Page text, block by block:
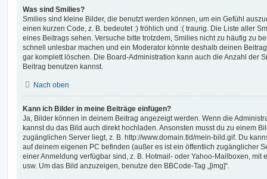
Was sind Smilies?
Smilies sind kleine Bilder, die benutzt werden können, um ein Gefühl
einen kurzen Code, z. B. bedeutet :) fröhlich und :( traurig. Die Liste aller
eines Beitrags sehen. Versuche bitte trotzdem, Smilies nicht zu häufig zu
schnell unlesbar machen und ein Moderator könnte deshalb deinen
gar komplett löschen. Die Board-Administration kann auch die Anzahl der
Beitrag benutzen kannst.
Nach oben
Kann ich Bilder in meine Beiträge einfügen?
Ja, Bilder können in deinem Beitrag angezeigt werden. Wenn die
kannst du das Bild auch direkt hochladen. Ansonsten musst du zu einem
zugänglichen Server liegt, z. B. http://www.domain.tld/mein-bild.gif. Du
auf deinem eigenen PC befinden (außer es ist ein öffentlich zugänglicher
einer Anmeldung verfügbar sind, z. B. Hotmail- oder Yahoo-Mailboxen, mit
usw. Um das Bild anzuzeigen, benutze den BBCode-Tag „[img]“.